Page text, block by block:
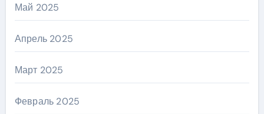
Май 2025
Апрель 2025
Март 2025
Февраль 2025